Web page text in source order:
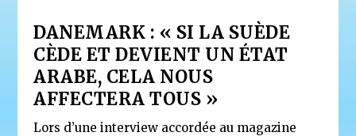
DANEMARK : « SI LA SUÈDE
CÈDE ET DEVIENT UN ÉTAT
ARABE, CELA NOUS
AFFECTERA TOUS »
Lors d’une interview accordée au magazine